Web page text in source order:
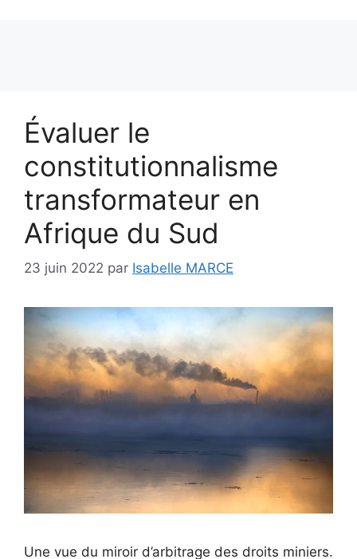
Évaluer le
constitutionnalisme
transformateur en
Afrique du Sud
23 juin 2022 par Isabelle MARCE
Une vue du miroir d’arbitrage des droits miniers.